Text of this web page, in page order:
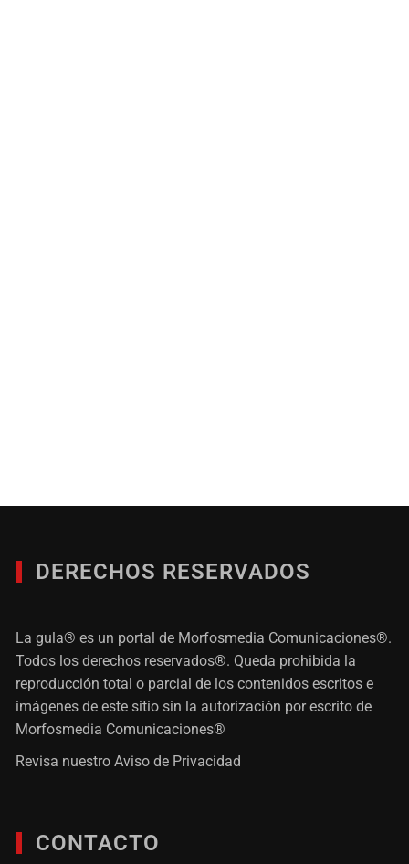
DERECHOS RESERVADOS
La gula® es un portal de Morfosmedia Comunicaciones®.
Todos los derechos reservados®. Queda prohibida la
reproducción total o parcial de los contenidos escritos e
imágenes de este sitio sin la autorización por escrito de
Morfosmedia Comunicaciones®
Revisa nuestroAviso de Privacidad
CONTACTO